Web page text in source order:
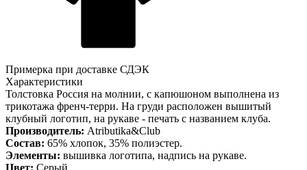
Примерка при доставке СДЭК
Характеристики
Толстовка Россия на молнии, с капюшоном выполнена из
трикотажа френч-терри. На груди расположен вышитый
клубный логотип, на рукаве - печать с названием клуба.
Производитель: Atributika&Club
Состав: 65% хлопок, 35% полиэстер.
Элементы: вышивка логотипа, надпись на рукаве.
Цвет: Серый.